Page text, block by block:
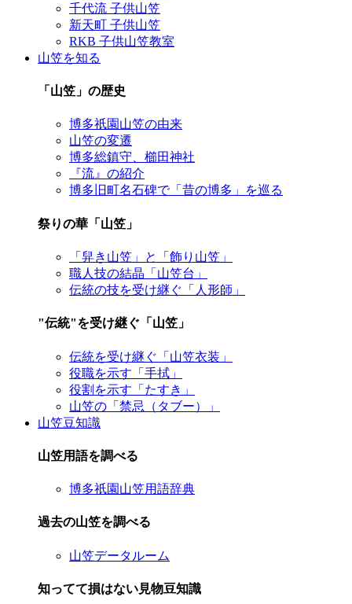
千代流 子供山笠
新天町 子供山笠
RKB 子供山笠教室
山笠を知る
「山笠」の歴史
博多祇園山笠の由来
山笠の変遷
博多総鎮守、櫛田神社
『流』の紹介
博多旧町名石碑で「昔の博多」を巡る
祭りの華「山笠」
「舁き山笠」と「飾り山笠」
職人技の結晶「山笠台」
伝統の技を受け継ぐ「人形師」
"伝統"を受け継ぐ「山笠」
伝統を受け継ぐ「山笠衣装」
役職を示す「手拭」
役割を示す「たすき」
山笠の「禁忌（タブー）」
山笠豆知識
山笠用語を調べる
博多祇園山笠用語辞典
過去の山笠を調べる
山笠データルーム
知ってて損はない見物豆知識